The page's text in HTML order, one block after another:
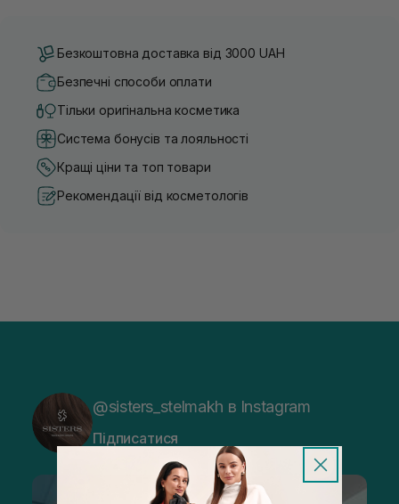
Безкоштовна доставка від 3000 UAH
Безпечні способи оплати
Тільки оригінальна косметика
Система бонусів та лояльності
Кращі ціни та топ товари
Рекомендації від косметологів
@sisters_stelmakh в Instagram
Підписатися